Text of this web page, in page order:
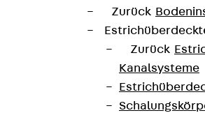
Zurück
Zurück
Kanalsysteme